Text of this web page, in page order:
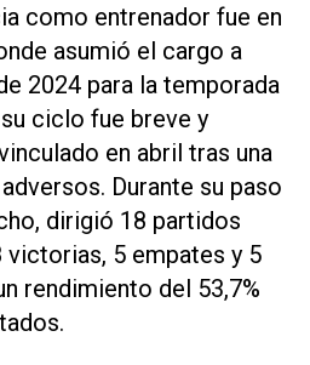
como entrenador fue en
asumió el cargo a
2024 para la temporada
ciclo fue breve y
en abril tras una
Durante su paso
dirigió 18 partidos
victorias, 5 empates y 5
rendimiento del 53,7%